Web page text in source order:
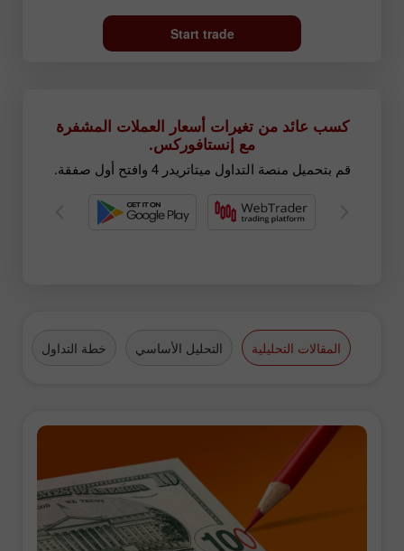
Start trade
كسب عائد من تغيرات أسعار العملات المشفرة
مع إنستافوركس.
قم بتحميل منصة التداول ميتاتريدر 4 وافتح أول صفقة.
المقالات التحليلية التحليل الأساسي خطة التداول